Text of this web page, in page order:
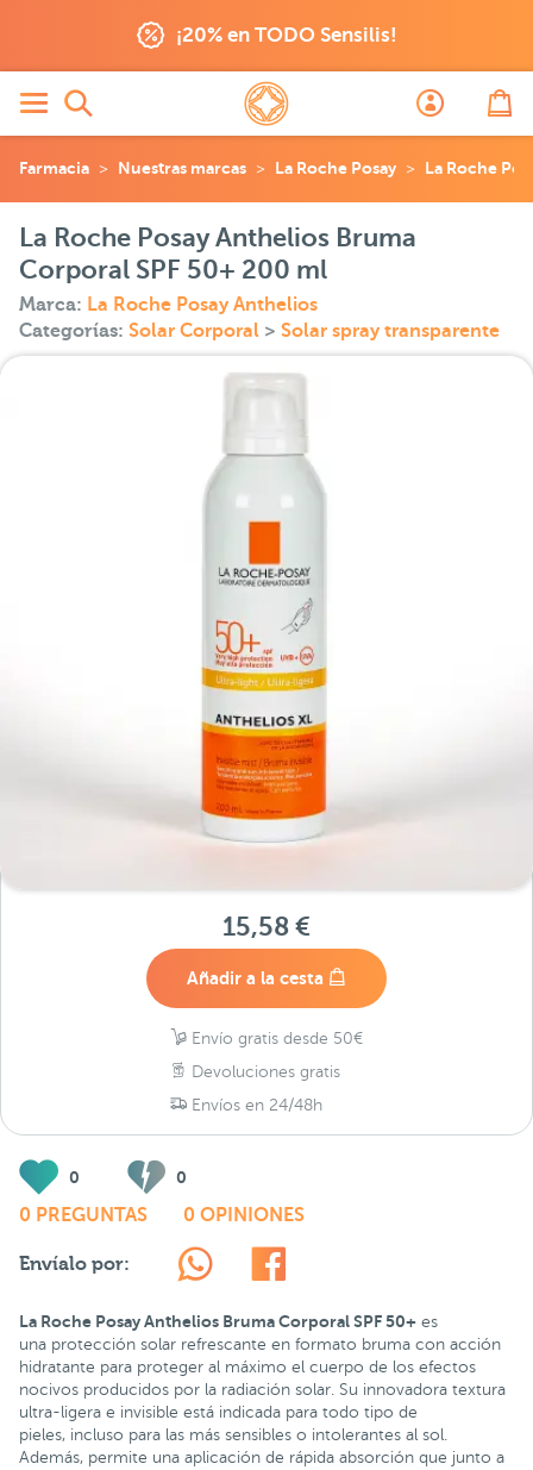
¡20% en TODO Sensilis!
Farmacia Nuestras marcas La Roche Posay La Roche
La Roche Posay Anthelios Bruma
Corporal SPF 50+ 200 ml
Marca: La Roche Posay Anthelios
Categorías: Solar Corporal > Solar spray transparente
15,58 €
Añadir a la cesta
Envío gratis desde 50€
Devoluciones gratis
Envíos en 24/48h
0 0
0 PREGUNTAS 0 OPINIONES
Envíalo por:
La Roche Posay Anthelios Bruma Corporal SPF 50+ es
una protección solar refrescante en formato bruma con acción
hidratante para proteger al máximo el cuerpo de los efectos
nocivos producidos por la radiación solar. Su innovadora textura
ultra-ligera e invisible está indicada para todo tipo de
pieles, incluso para las más sensibles o intolerantes al sol.
Además, permite una aplicación de rápida absorción que junto a